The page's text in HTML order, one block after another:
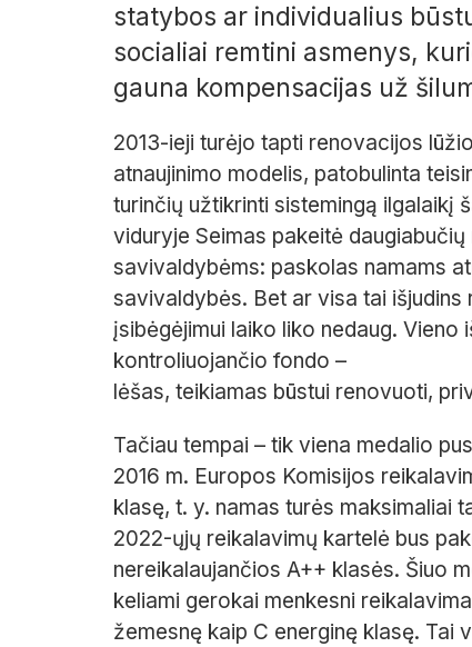
statybos ar individualius
socialiai remtini asmenys,
gauna kompensacijas už
2013-ieji turėjo tapti renovacijos
atnaujinimo modelis, patobulinta
turinčių užtikrinti sistemingą ilgalaikį
viduryje Seimas pakeitė
savivaldybėms: paskolas namams
savivaldybės. Bet ar visa tai
įsibėgėjimui laiko liko nedaug. Vieno
kontroliuojančio fondo –
lėšas, teikiamas būstui renovuoti,
Tačiau tempai – tik viena medalio
2016 m. Europos Komisijos
klasę, t. y. namas turės maksimaliai
2022-ųjų reikalavimų kartelė bus
nereikalaujančios A++ klasės. Šiuo
keliami gerokai menkesni
žemesnę kaip C energinę klasę. Tai